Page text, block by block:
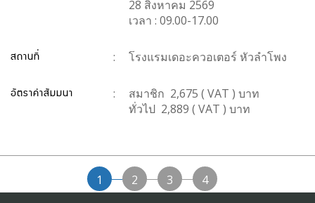
28 สิงหาคม 2569
เวลา : 09.00-17.00
สถานที่ : โรงแรมเดอะควอเตอร์ หัวลำโพง
อัตราค่าสัมมนา :
สมาชิก 2,675 ( VAT ) บาท
ทั่วไป 2,889 ( VAT ) บาท
1 2 3 4